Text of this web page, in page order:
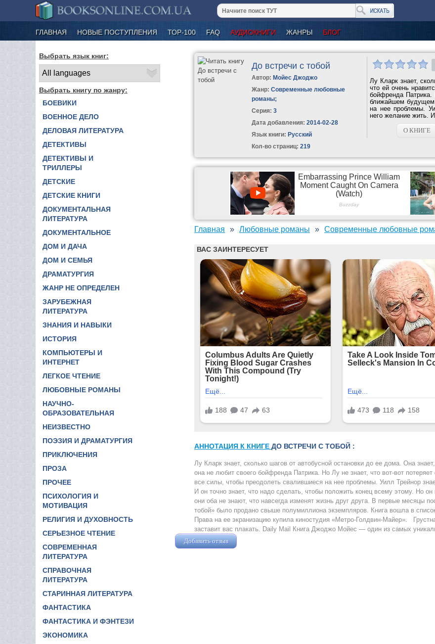
ГЛАВНАЯ НОВЫЕ ПОСТУПЛЕНИЯ ТОР-100 FAQ АУДИОКНИГИ ЖАНРЫ БЛОГ
Выбрать язык книг:
Выбрать книгу по жанру:
БОЕВИКИ
ВОЕННОЕ ДЕЛО
ДЕЛОВАЯ ЛИТЕРАТУРА
ДЕТЕКТИВЫ
ДЕТЕКТИВЫ И
ТРИЛЛЕРЫ
ДЕТСКИЕ
ДЕТСКИЕ КНИГИ
ДОКУМЕНТАЛЬНАЯ
ЛИТЕРАТУРА
ДОКУМЕНТАЛЬНОЕ
ДОМ И ДАЧА
ДОМ И СЕМЬЯ
ДРАМАТУРГИЯ
ЖАНР НЕ ОПРЕДЕЛЕН
ЗАРУБЕЖНАЯ
ЛИТЕРАТУРА
ЗНАНИЯ И НАВЫКИ
ИСТОРИЯ
КОМПЬЮТЕРЫ И
ИНТЕРНЕТ
ЛЕГКОЕ ЧТЕНИЕ
ЛЮБОВНЫЕ РОМАНЫ
НАУЧНО-
ОБРАЗОВАТЕЛЬНАЯ
НЕИЗВЕСТНО
ПОЭЗИЯ И ДРАМАТУРГИЯ
ПРИКЛЮЧЕНИЯ
ПРОЗА
ПРОЧЕЕ
ПСИХОЛОГИЯ И
МОТИВАЦИЯ
РЕЛИГИЯ И ДУХОВНОСТЬ
СЕРЬЕЗНОЕ ЧТЕНИЕ
СОВРЕМЕННАЯ
ЛИТЕРАТУРА
СПРАВОЧНАЯ
ЛИТЕРАТУРА
СТАРИННАЯ ЛИТЕРАТУРА
ФАНТАСТИКА
ФАНТАСТИКА И ФЭНТЕЗИ
ЭКОНОМИКА
До встречи с тобой
Автор: Мойес Джоджо
Жанр: Современные любовные
романы;
Серия:3
Дата добавления: 2014-02-28
Язык книги: Русский
Кол-во страниц: 219
Лу Кларк знает,
что ей очень
бойфренда Патрика.
ближайшем будущем
на нее проблемы.
него желание жить.
О КНИГЕ
Главная Любовные романы Современные любовные
АННОТАЦИЯ К КНИГЕ ДО ВСТРЕЧИ С ТОБОЙ :
Лу Кларк знает, сколько шагов от автобусной остановки до ее дома. Она
она не любит своего бойфренда Патрика. Но Лу не знает, что вот-вот
все силы, чтобы преодолеть свалившиеся на нее проблемы. Уилл Трейнор
И он точно знает, что надо сделать, чтобы положить конец всему этому. Но
они оба не знают, что навсегда изменят жизнь друг друга. В первые месяцы
тобой» было продано свыше полумиллиона экземпляров. Книга вошла в
Права на ее экранизацию купила киностудия «Метро-Голдвин-Майер».
заставит вас плакать. Daily Mail Книга Джоджо Мойес — один из самых
Добавить отзыв